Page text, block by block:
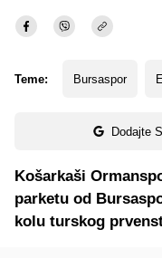
Teme: Bursaspor
Dodajte
Košarkaši
parketu od
kolu turskog